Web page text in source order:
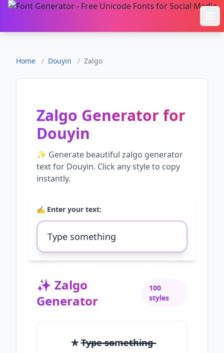
Home / Douyin / Zalgo
Zalgo Generator for
Douyin
✨ Generate beautiful zalgo generator
text for Douyin. Click any style to copy
instantly.
✍️ Enter your text:
✨ Zalgo
Generator
100
styles
✯ T̶̴y̶̴p̶̴e̶̴ ̶̴s̶̴o̶̴m̶̴e̶̴t̶̴h̶̴i̶̴n̶̴g̶̴